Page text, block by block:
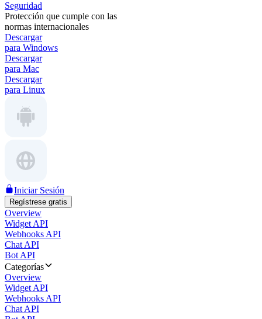
Seguridad
Protección que cumple con las
normas internacionales
Descargar
para Windows
Descargar
para Mac
Descargar
para Linux
Iniciar Sesión
Regístrese gratis
Overview
Widget API
Webhooks API
Chat API
Bot API
Categorías
Overview
Widget API
Webhooks API
Chat API